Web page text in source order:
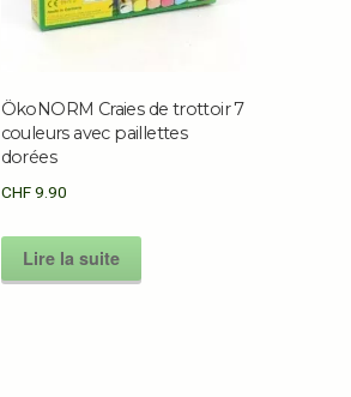
ÖkoNORM Craies de trottoir 7
couleurs avec paillettes
dorées
CHF9.90
Lire la suite